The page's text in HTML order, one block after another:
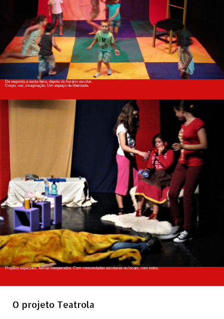
De segunda a sexta-feira, depois do horário escolar.
Corpo, voz, imaginação. Um espaço de liberdade.
Projetos especiais. Temas inesperados. Com comunidades escolares ou locais, com todos.
O projeto Teatrola